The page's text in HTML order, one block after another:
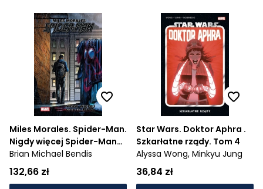
Miles Morales. Spider-Man.
Nigdy więcej Spider-Mana.
Tom 2.
Brian Michael Bendis
132,66 zł
Star Wars. Doktor Aphra .
Szkarłatne rządy. Tom 4
Alyssa Wong, Minkyu Jung
36,84 zł